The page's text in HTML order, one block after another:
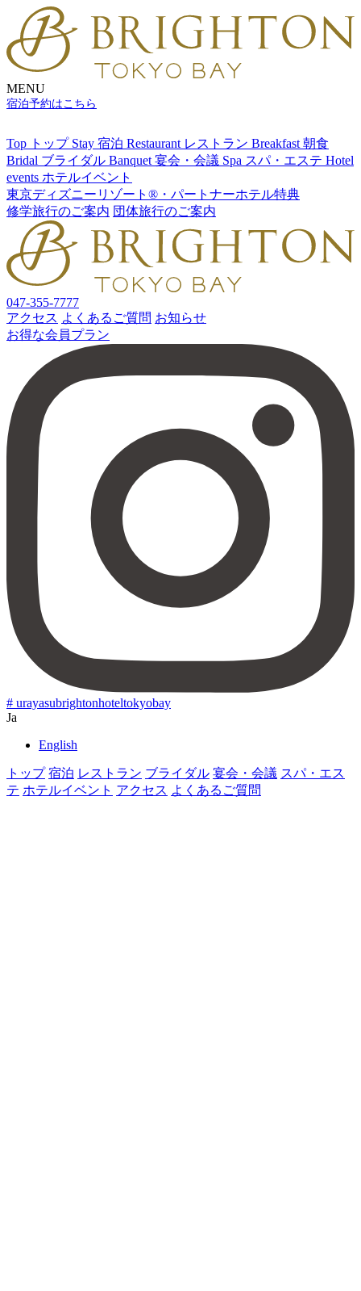
MENU
宿泊予約はこちら
Top トップ Stay 宿泊 Restaurant レストラン Breakfast 朝食
Bridal ブライダル Banquet 宴会・会議 Spa スパ・エステ Hotel
events ホテルイベント
東京ディズニーリゾート®・パートナーホテル特典
修学旅行のご案内 団体旅行のご案内
047-355-7777
アクセス よくあるご質問 お知らせ
お得な会員プラン
# urayasubrightonhoteltokyobay
Ja
English
トップ 宿泊 レストラン ブライダル 宴会・会議 スパ・エス
テ ホテルイベント アクセス よくあるご質問